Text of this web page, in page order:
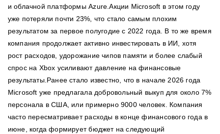
и облачной платформы Azure.Акции Microsoft в этом году
уже потеряли почти 23%, что стало самым плохим
результатом за первое полугодие с 2022 года. В то же время
компания продолжает активно инвестировать в ИИ, хотя
рост расходов, удорожание чипов памяти и более слабый
спрос на Xbox усиливают давление на финансовые
результаты.Ранее стало известно, что в начале 2026 года
Microsoft уже предлагала добровольный выкуп для около 7%
персонала в США, или примерно 9000 человек. Компания
часто пересматривает расходы в конце финансового года в
июне, когда формирует бюджет на следующий